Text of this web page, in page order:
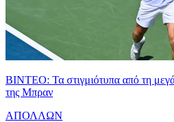
ΒΙΝΤΕΟ: Τα στιγμιότυπα από τη
της Μπραν
ΑΠΟΛΛΩΝ